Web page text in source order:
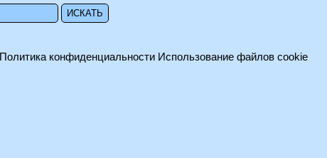
Политика конфиденциальности Использование файлов cookie